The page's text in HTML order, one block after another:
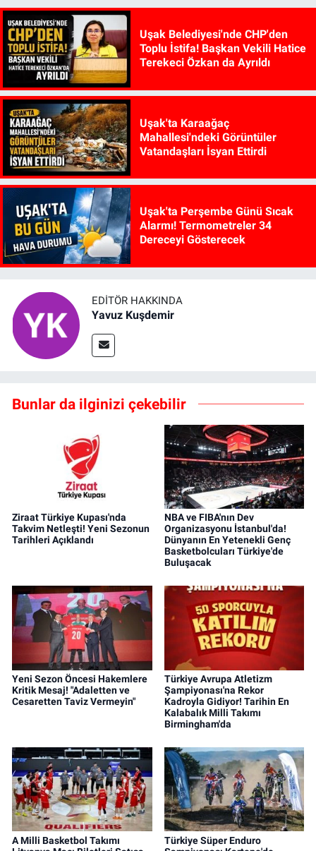
Uşak Belediyesi'nde CHP'den
Toplu İstifa! Başkan Vekili Hatice
Terekeci Özkan da Ayrıldı
Uşak'ta Karaağaç
Mahallesi'ndeki Görüntüler
Vatandaşları İsyan Ettirdi
Uşak'ta Perşembe Günü Sıcak
Alarmı! Termometreler 34
Dereceyi Gösterecek
EDITÖR HAKKINDA
Yavuz Kuşdemir
Bunlar da ilginizi çekebilir
Ziraat Türkiye Kupası'nda
Takvim Netleşti! Yeni Sezonun
Tarihleri Açıklandı
NBA ve FIBA'nın Dev
Organizasyonu İstanbul'da!
Dünyanın En Yetenekli Genç
Basketbolcuları Türkiye'de
Buluşacak
Yeni Sezon Öncesi Hakemlere
Kritik Mesaj! "Adaletten ve
Cesaretten Taviz Vermeyin"
Türkiye Avrupa Atletizm
Şampiyonası'na Rekor
Kadroyla Gidiyor! Tarihin En
Kalabalık Milli Takımı
Birmingham'da
A Milli Basketbol Takımı
Türkiye Süper Enduro